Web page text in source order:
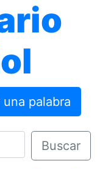
palabra
Buscar